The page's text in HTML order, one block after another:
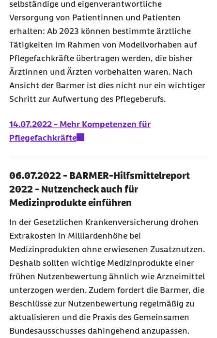
selbständige und eigenverantwortliche
Versorgung von Patientinnen und Patienten
erhalten: Ab 2023 können bestimmte ärztliche
Tätigkeiten im Rahmen von Modellvorhaben auf
Pflegefachkräfte übertragen werden, die bisher
Ärztinnen und Ärzten vorbehalten waren. Nach
Ansicht der Barmer ist dies nicht nur ein wichtiger
Schritt zur Aufwertung des Pflegeberufs.
14.07.2022 - Mehr Kompetenzen für
Pflegefachkräfte
06.07.2022 - BARMER-Hilfsmittelreport
2022 - Nutzencheck auch für
Medizinprodukte einführen
In der Gesetzlichen Krankenversicherung drohen
Extrakosten in Milliardenhöhe bei
Medizinprodukten ohne erwiesenen Zusatznutzen.
Deshalb sollten wichtige Medizinprodukte einer
frühen Nutzenbewertung ähnlich wie Arzneimittel
unterzogen werden. Zudem fordert die Barmer, die
Beschlüsse zur Nutzenbewertung regelmäßig zu
aktualisieren und die Praxis des Gemeinsamen
Bundesausschusses dahingehend anzupassen.